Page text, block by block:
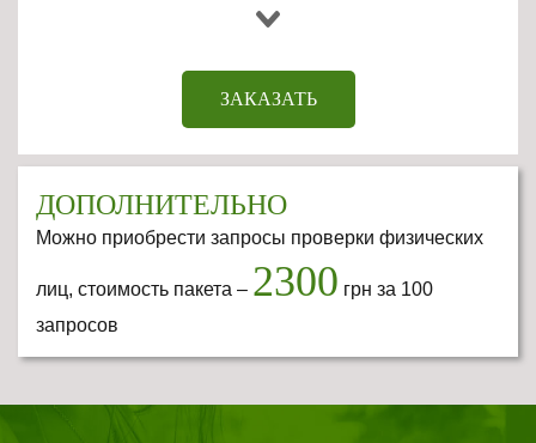
ЗАКАЗАТЬ
ДОПОЛНИТЕЛЬНО
Можно приобрести запросы проверки физических
лиц, стоимость пакета – 2300 грн за 100
запросов